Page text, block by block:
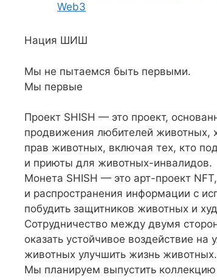
Web3
Нация ШИШ
Мы не пытаемся быть первыми.
Мы первые
Проект SHISH — это проект,
продвижения любителей животных,
прав животных, включая тех, кто
и приюты для животных-инвалидов.
Монета SHISH — это арт-проект
и распространения информации с
побудить защитников животных и
Сотрудничество между двумя
оказать устойчивое воздействие
животных улучшить жизнь животных.
Мы планируем выпустить коллекцию